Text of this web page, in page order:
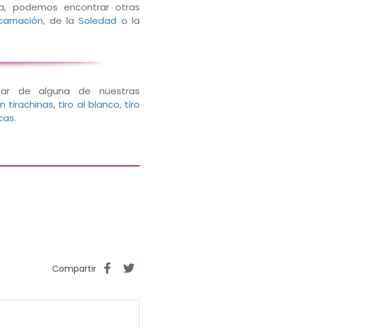
podemos encontrar otras
, de laSoledad o la
de alguna de nuestras
tirachinas, tiro al blanco, tiro
.
Compartir